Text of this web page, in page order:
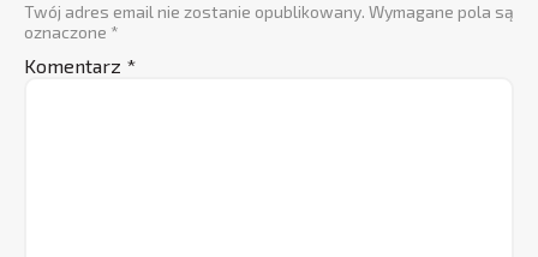
Twój adres email nie zostanie opublikowany. Wymagane pola są
oznaczone *
Komentarz *